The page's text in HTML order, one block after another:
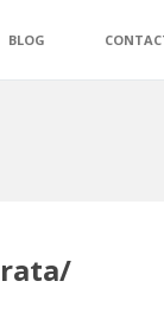
BLOG